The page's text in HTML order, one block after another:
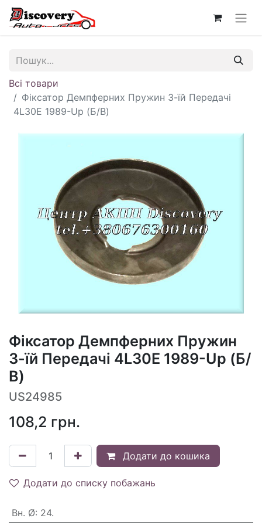
Всі товари
Фіксатор Демпферних Пружин 3-їй Передачі
4L30E 1989-Up (Б/В)
Фіксатор Демпферних Пружин
3-їй Передачі 4L30E 1989-Up (Б/
В)
US24985
108,2 грн.
Додати до кошика
Додати до списку побажань
Вн. Ø: 24.